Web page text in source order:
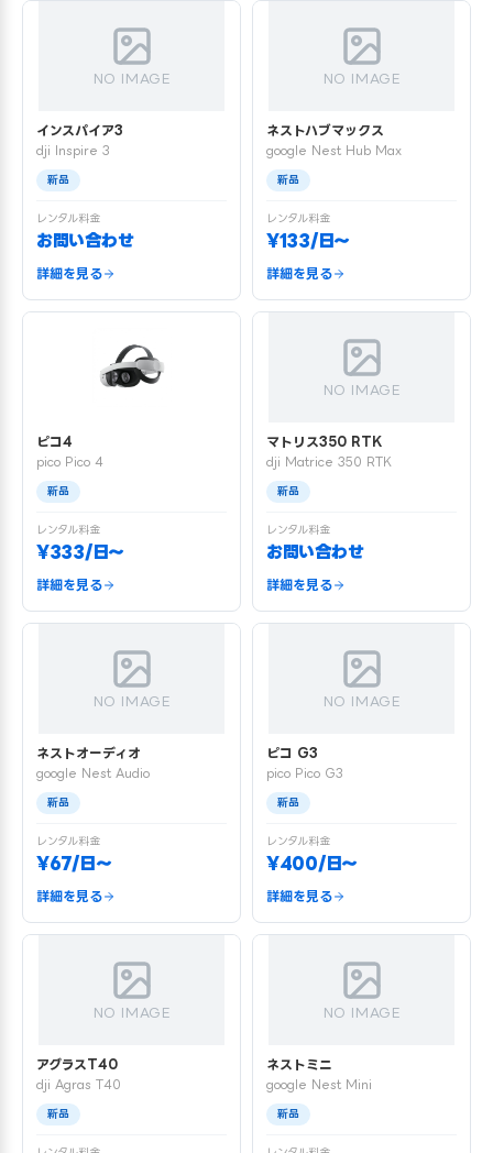
NO IMAGE
インスパイア3
dji Inspire 3
新品
レンタル料金
お問い合わせ
詳細を見る
NO IMAGE
ネストハブマックス
google Nest Hub Max
新品
レンタル料金
¥133/日〜
詳細を見る
ピコ4
pico Pico 4
新品
レンタル料金
¥333/日〜
詳細を見る
NO IMAGE
マトリス350 RTK
dji Matrice 350 RTK
新品
レンタル料金
お問い合わせ
詳細を見る
NO IMAGE
ネストオーディオ
google Nest Audio
新品
レンタル料金
¥67/日〜
詳細を見る
NO IMAGE
ピコ G3
pico Pico G3
新品
レンタル料金
¥400/日〜
詳細を見る
NO IMAGE
アグラスT40
dji Agras T40
新品
NO IMAGE
ネストミニ
google Nest Mini
新品